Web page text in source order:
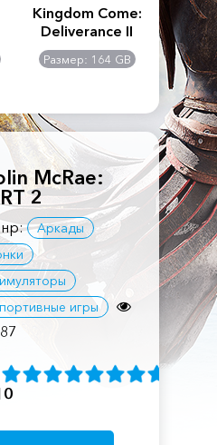
Kingdom Come:
Deliverance II
Размер: 164 GB
The
McRae:
2
Аркады
игры